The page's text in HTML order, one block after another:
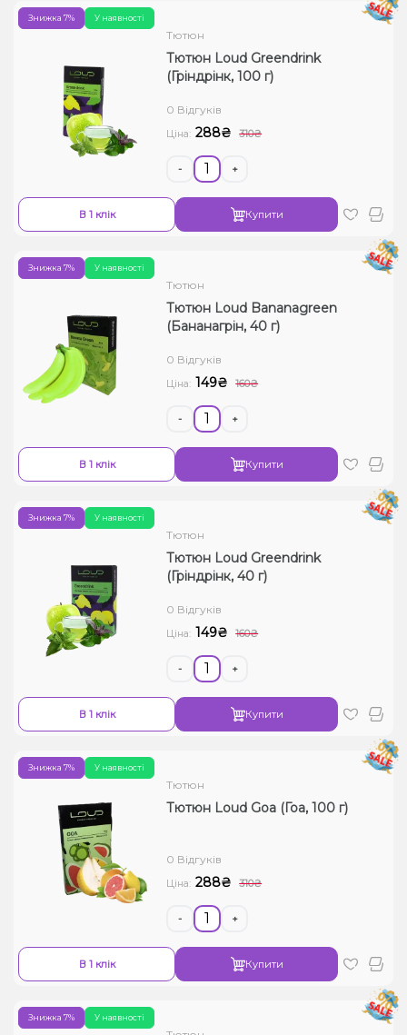
У наявності
Знижка 7%
Тютюн
Тютюн Loud Greendrink
(Гріндрінк, 100 г)
0 Відгуків
Ціна: 288₴ 310₴
- +
В 1 клік Купити
У наявності
Знижка 7%
Тютюн
Тютюн Loud Bananagreen
(Бананагрін, 40 г)
0 Відгуків
Ціна: 149₴ 160₴
- +
В 1 клік Купити
У наявності
Знижка 7%
Тютюн
Тютюн Loud Greendrink
(Гріндрінк, 40 г)
0 Відгуків
Ціна: 149₴ 160₴
- +
В 1 клік Купити
У наявності
Знижка 7%
Тютюн
Тютюн Loud Goa (Гоа, 100 г)
0 Відгуків
Ціна: 288₴ 310₴
- +
В 1 клік Купити
У наявності
Знижка 7%